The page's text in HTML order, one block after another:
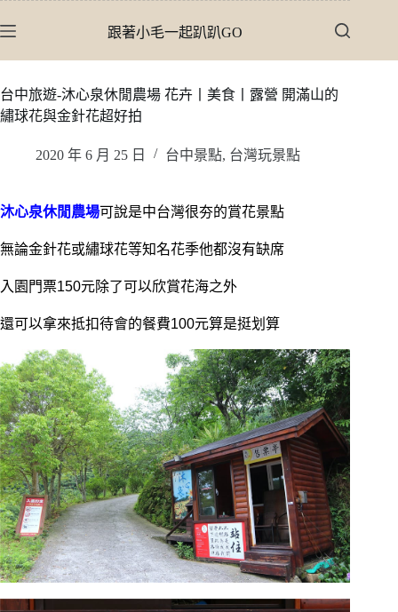
至
內
容
跟著小毛一起趴趴GO
台中旅遊-沐心泉休閒農場 花卉丨美食丨露營 開滿山的
繡球花與金針花超好拍
2020 年 6 月 25 日 台中景點, 台灣玩景點
沐心泉休閒農場可說是中台灣很夯的賞花景點
無論金針花或繡球花等知名花季他都沒有缺席
入園門票150元除了可以欣賞花海之外
還可以拿來抵扣待會的餐費100元算是挺划算